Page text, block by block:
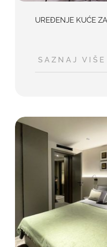
UREĐENJE KUĆE
SAZNAJ VIŠE